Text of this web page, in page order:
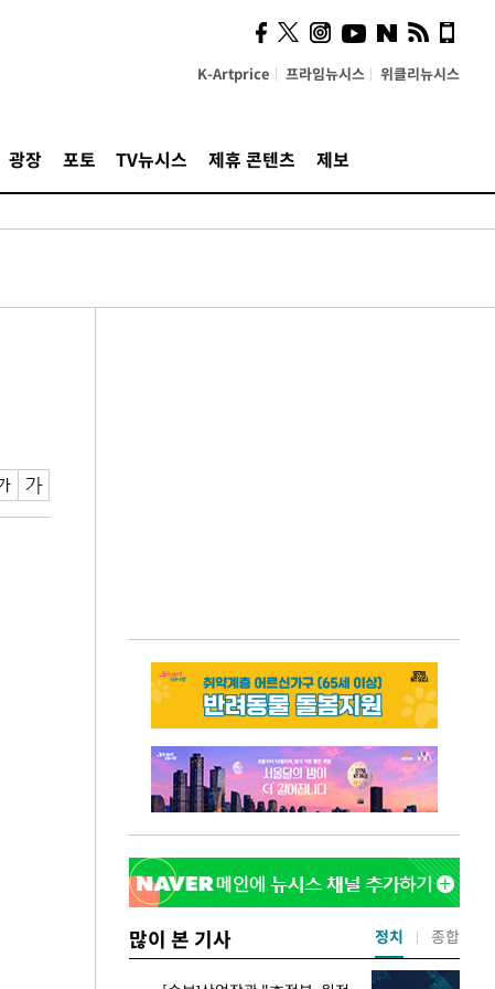
K-Artprice 프라임뉴시스 위클리뉴시스
광장 포토 TV뉴시스 제휴 콘텐츠 제보
많이 본 기사 정치 종합